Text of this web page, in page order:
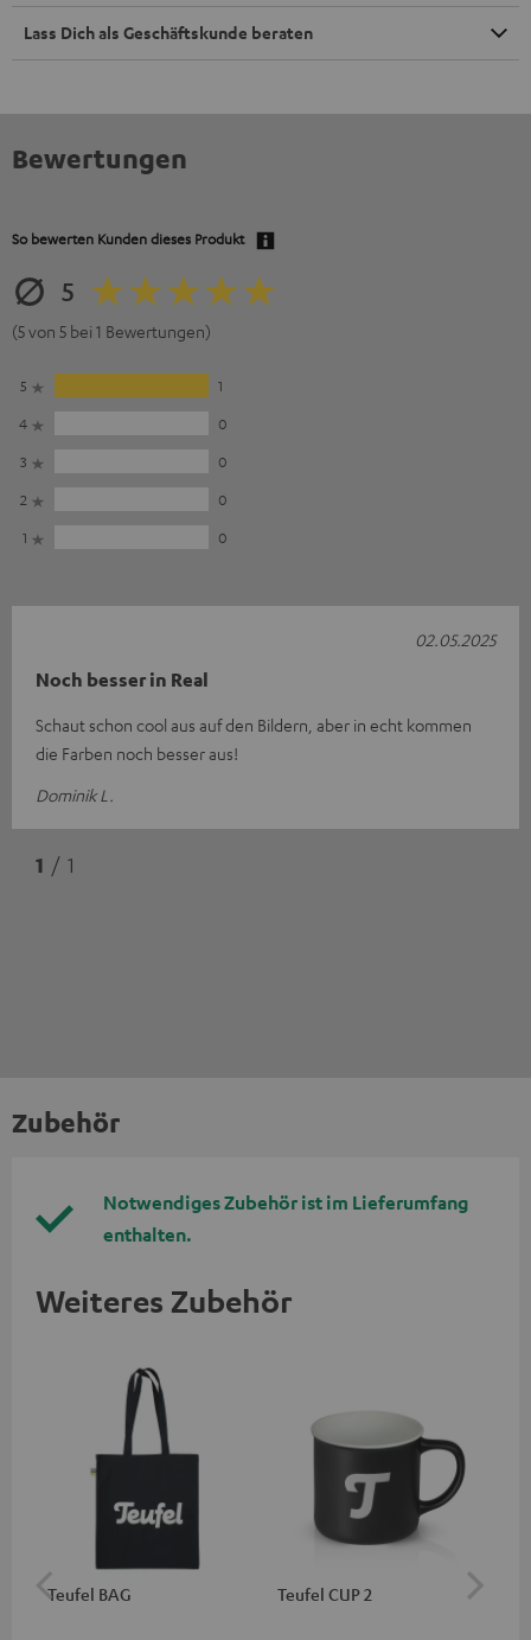
Lass Dich als Geschäftskunde beraten
Bewertungen
So bewerten Kunden dieses Produkt
5
(5 von 5 bei 1 Bewertungen)
5
1
4
0
3
0
2
0
1
0
Noch besser in Real
Schaut schon cool aus auf den Bildern, aber in echt kommen
die Farben noch besser aus!
Dominik L.
02.05.2025
1 / 1
Zubehör
Notwendiges Zubehör ist im Lieferumfang
enthalten.
Weiteres Zubehör
Teufel BAG Teufel CUP 2